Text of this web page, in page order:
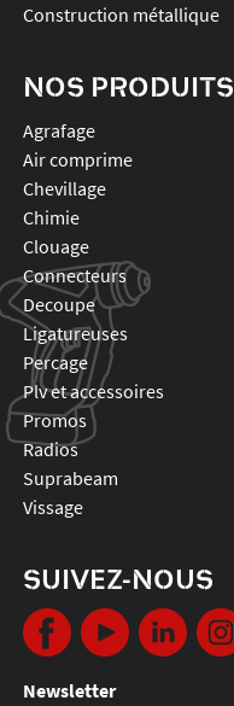
Construction métallique
NOS PRODUITS
agrafage
air comprime
chevillage
chimie
clouage
connecteurs
decoupe
ligatureuses
percage
plv et accessoires
promos
radios
suprabeam
vissage
SUIVEZ-NOUS
Newsletter